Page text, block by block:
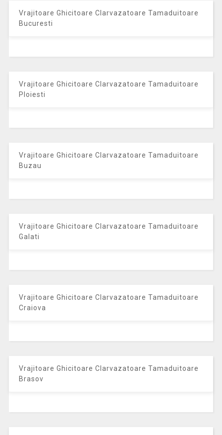
Vrajitoare Ghicitoare Clarvazatoare Tamaduitoare
Bucuresti
Vrajitoare Ghicitoare Clarvazatoare Tamaduitoare
Ploiesti
Vrajitoare Ghicitoare Clarvazatoare Tamaduitoare
Buzau
Vrajitoare Ghicitoare Clarvazatoare Tamaduitoare
Galati
Vrajitoare Ghicitoare Clarvazatoare Tamaduitoare
Craiova
Vrajitoare Ghicitoare Clarvazatoare Tamaduitoare
Brasov